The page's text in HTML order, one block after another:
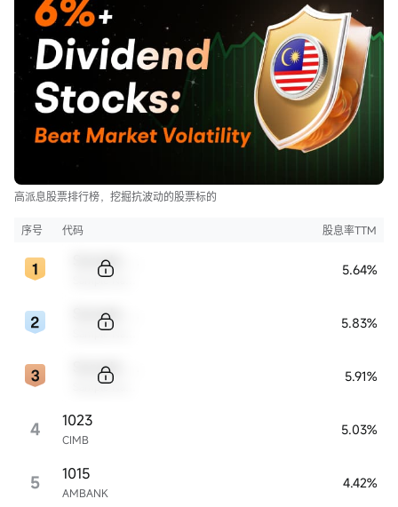
高派息股票排行榜，挖掘抗波动的股票标的
序号 代码 股息率TTM
5.64%
5.83%
5.91%
4 CIMB
1023 5.03%
5 AMBANK
1015 4.42%